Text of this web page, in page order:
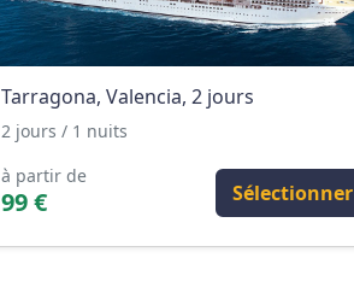
Tarragona, Valencia, 2 jours
2 jours / 1 nuits
à partir de
99 € Sélectionner